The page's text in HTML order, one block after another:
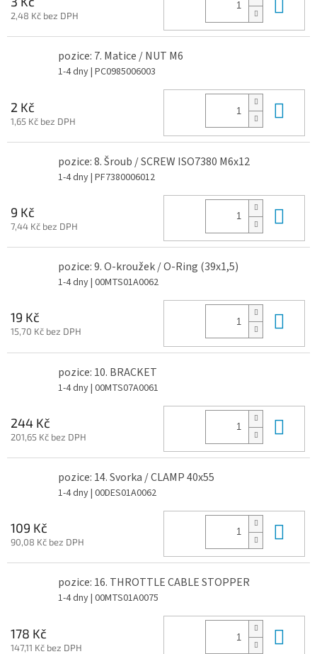
2,48 Kč bez DPH
pozice: 7. Matice / NUT M6
1-4 dny| PC0985006003
2 Kč
1,65 Kč bez DPH
pozice: 8. Šroub / SCREW ISO7380 M6x12
1-4 dny| PF7380006012
9 Kč
7,44 Kč bez DPH
pozice: 9. O-kroužek / O-Ring (39x1,5)
1-4 dny| 00MTS01A0062
19 Kč
15,70 Kč bez DPH
pozice: 10. BRACKET
1-4 dny| 00MTS07A0061
244 Kč
201,65 Kč bez DPH
pozice: 14. Svorka / CLAMP 40x55
1-4 dny| 00DES01A0062
109 Kč
90,08 Kč bez DPH
pozice: 16. THROTTLE CABLE STOPPER
1-4 dny| 00MTS01A0075
178 Kč
147,11 Kč bez DPH